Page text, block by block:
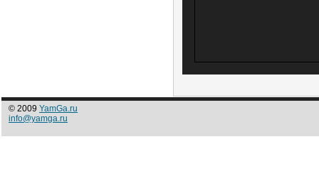
© 2009 YamGa.ru
info@yamga.ru